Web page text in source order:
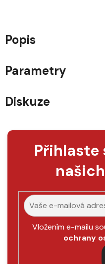
Popis
Parametry
Diskuze
Přihlaste
Vložením e-mailu
ochrany